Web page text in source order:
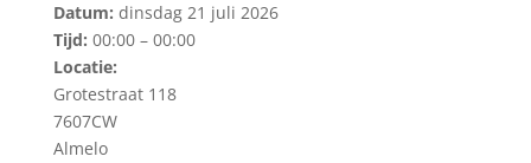
Datum: dinsdag 21 juli 2026
Tijd: 00:00 – 00:00
Locatie:
Grotestraat 118
7607CW
Almelo